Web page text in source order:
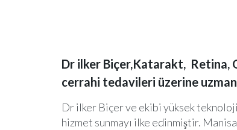
Dr ilker Biçer,Katarakt, Retina,
cerrahi tedavileri üzerine
Dr ilker Biçer ve ekibi yüksek
hizmet sunmayı ilke edinmiştir.